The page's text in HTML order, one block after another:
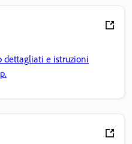
dettagliati e istruzioni